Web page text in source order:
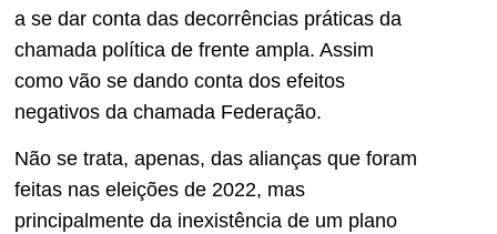
a se dar conta das decorrências práticas da
chamada política de frente ampla. Assim
como vão se dando conta dos efeitos
negativos da chamada Federação.
Não se trata, apenas, das alianças que foram
feitas nas eleições de 2022, mas
principalmente da inexistência de um plano